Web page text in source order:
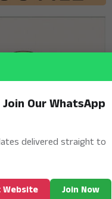
Our WhatsApp
delivered straight to
Join Now